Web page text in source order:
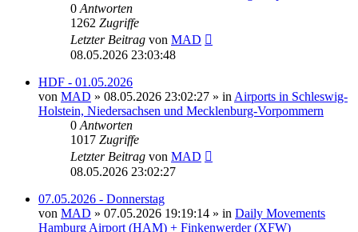
0 Antworten
1262 Zugriffe
Letzter Beitrag von MAD
08.05.2026 23:03:48
HDF - 01.05.2026
von MAD » 08.05.2026 23:02:27 » in Airports in Schleswig-
Holstein, Niedersachsen und Mecklenburg-Vorpommern
0 Antworten
1017 Zugriffe
Letzter Beitrag von MAD
08.05.2026 23:02:27
07.05.2026 - Donnerstag
von MAD » 07.05.2026 19:19:14 » in Daily Movements
Hamburg Airport (HAM) + Finkenwerder (XFW)